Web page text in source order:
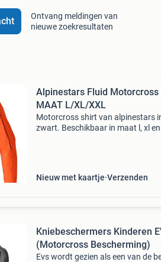
Ontvang meldingen van
nieuwe zoekresultaten
Alpinestars Fluid
MAAT L/XL/XXL
Motorcross shirt van alpinestars
zwart. Beschikbaar in maat l, xl
Nieuw met kaartje Verzenden
Kniebeschermers Kinderen
(Motorcross Bescherming)
Evs wordt gezien als een van de